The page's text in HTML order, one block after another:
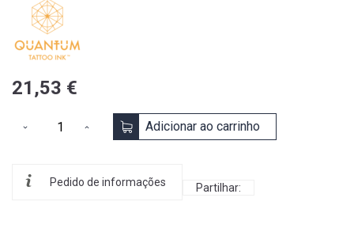
21,53 €
Adicionar ao carrinho
Pedido de informações Partilhar: